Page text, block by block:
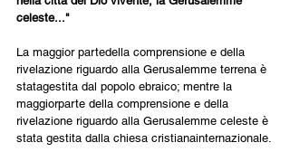
celeste..."
La maggior partedella comprensione e della
rivelazione riguardo alla Gerusalemme terrena è
statagestita dal popolo ebraico; mentre la
maggiorparte della comprensione e della
rivelazione riguardo alla Gerusalemme celeste è
stata gestita dalla chiesa cristianainternazionale.